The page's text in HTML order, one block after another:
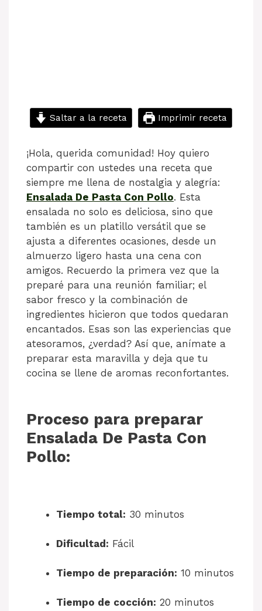
Saltar a la receta Imprimir receta
¡Hola, querida comunidad! Hoy quiero
compartir con ustedes una receta que
siempre me llena de nostalgia y alegría:
Ensalada De Pasta Con Pollo. Esta
ensalada no solo es deliciosa, sino que
también es un platillo versátil que se
ajusta a diferentes ocasiones, desde un
almuerzo ligero hasta una cena con
amigos. Recuerdo la primera vez que la
preparé para una reunión familiar; el
sabor fresco y la combinación de
ingredientes hicieron que todos quedaran
encantados. Esas son las experiencias que
atesoramos, ¿verdad? Así que, anímate a
preparar esta maravilla y deja que tu
cocina se llene de aromas reconfortantes.
Proceso para preparar
Ensalada De Pasta Con
Pollo:
Tiempo total: 30 minutos
Dificultad: Fácil
Tiempo de preparación: 10 minutos
Tiempo de cocción: 20 minutos